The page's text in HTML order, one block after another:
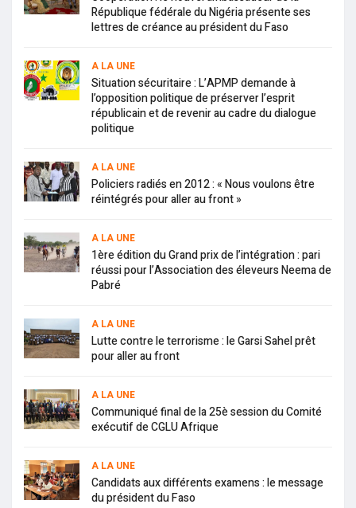
République fédérale du Nigéria présente ses
lettres de créance au président du Faso
A LA UNE
Situation sécuritaire : L’APMP demande à
l’opposition politique de préserver l’esprit
républicain et de revenir au cadre du dialogue
politique
A LA UNE
Policiers radiés en 2012 : « Nous voulons être
réintégrés pour aller au front »
A LA UNE
1ère édition du Grand prix de l’intégration : pari
réussi pour l’Association des éleveurs Neema de
Pabré
A LA UNE
Lutte contre le terrorisme : le Garsi Sahel prêt
pour aller au front
A LA UNE
Communiqué final de la 25è session du Comité
exécutif de CGLU Afrique
A LA UNE
Candidats aux différents examens : le message
du président du Faso